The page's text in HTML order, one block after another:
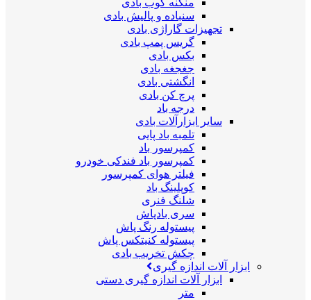
منگنه کوب بادی
سنباده و پالیش بادی
تجهیزات گاراژی بادی
گریس پمپ بادی
بکس بادی
جغجغه بادی
انگشتی بادی
پرچ کن بادی
درجه باد
سایر ابزارآلات بادی
تلمبه باد پایی
کمپرسور باد
کمپرسور باد فندکی خودرو
فیلتر هوای کمپرسور
کوپلینگ باد
شلنگ فنری
سری بادپاش
پیستوله رنگ پاش
پیستوله کنیتکس پاش
چکش تخریب بادی
ابزار آلات اندازه گیری
ابزار آلات اندازه گیری دستی
متر